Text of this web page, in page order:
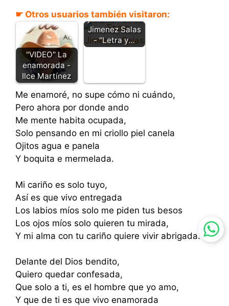
☛ Otros usuarios también visitaron:
"VIDEO" La
enamorada -
Ilce Martínez
yo amo - Enma
Jimenez Salas
- "Letra y…
Me enamoré, no supe cómo ni cuándo,
Pero ahora por donde ando
Me mente habita ocupada,
Solo pensando en mi criollo piel canela
Ojitos agua e panela
Y boquita e mermelada.
Mi cariño es solo tuyo,
Así es que vivo entregada
Los labios míos solo me piden tus besos
Los ojos míos solo quieren tu mirada,
Y mi alma con tu cariño quiere vivir abrigada.
Delante del Dios bendito,
Quiero quedar confesada,
Que solo a ti, es el hombre que yo amo,
Y que de ti es que vivo enamorada